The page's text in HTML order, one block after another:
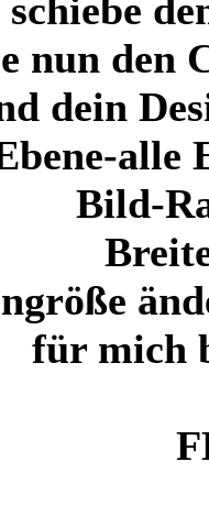
schiebe
nun den
dein
alle
Bild-
für mich